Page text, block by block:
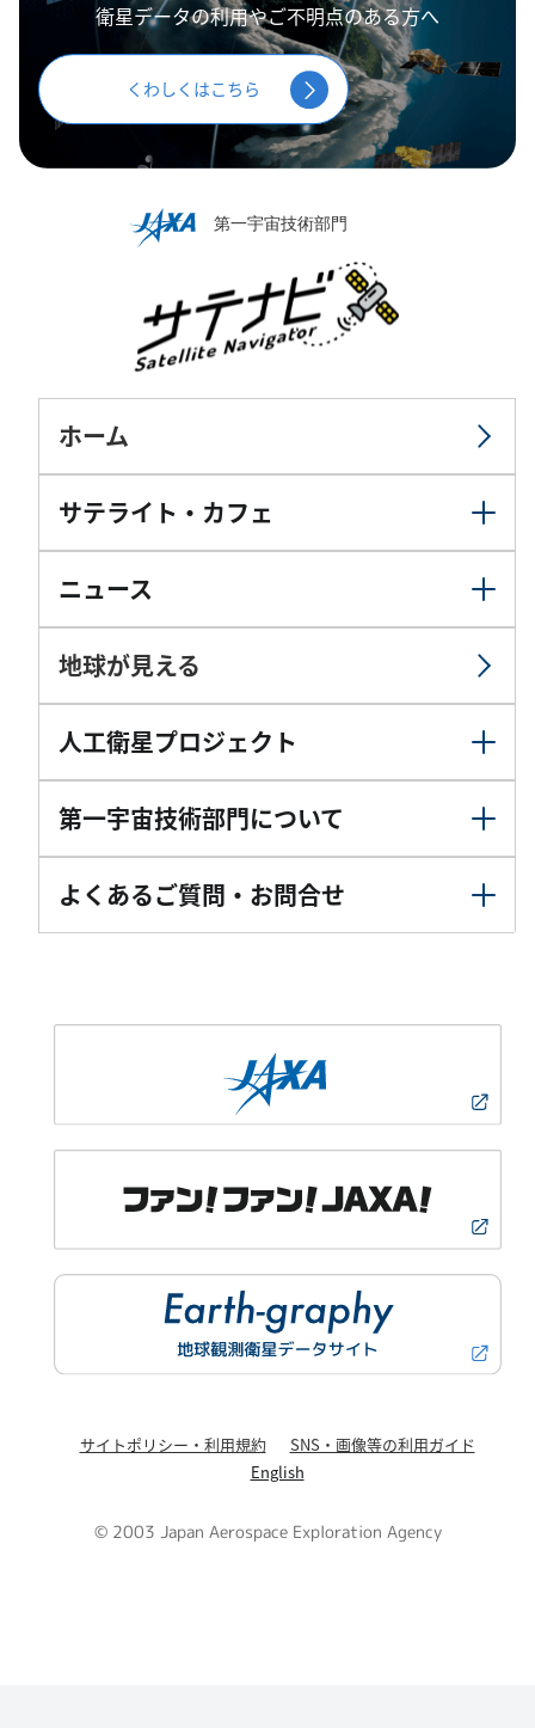
衛星データの利用やご不明点のある方へ
くわしくはこちら
ホーム
サテライト・カフェ
ニュース
地球が見える
人工衛星プロジェクト
第一宇宙技術部門について
よくあるご質問・お問合せ
サイトポリシー・利用規約
SNS・画像等の利用ガイド
English
© 2003 Japan Aerospace Exploration Agency